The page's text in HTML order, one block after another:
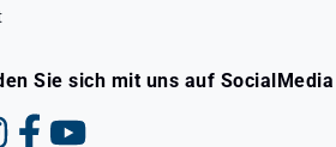
Sie sich mit uns auf SocialMedia